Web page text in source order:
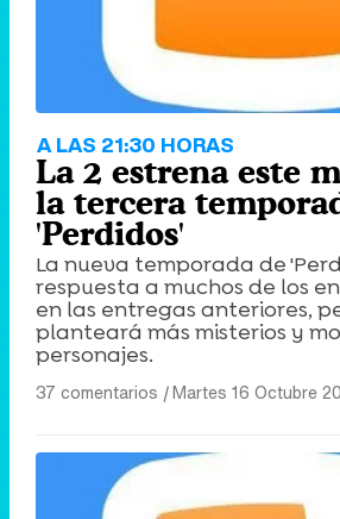
A LAS 21:30 HORAS
La 2 estrena este
la tercera
'Perdidos'
La nueva temporada de
respuesta a muchos de los
en las entregas anteriores,
planteará más misterios y
personajes.
37 comentarios |Martes 16 Octubre